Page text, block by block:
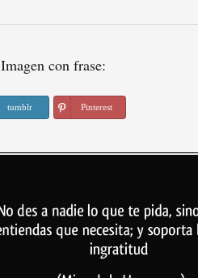
Imagen con frase:
tumblr Pinterest